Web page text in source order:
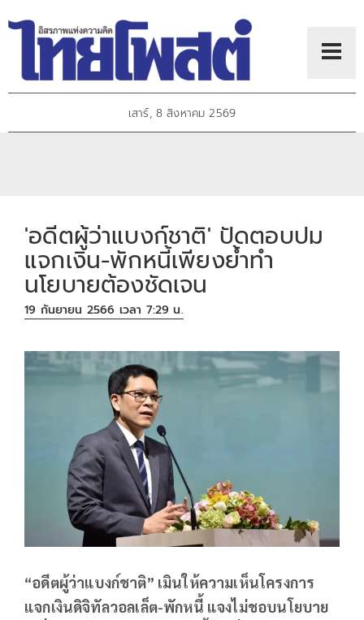
เสาร์, 8 สิงหาคม 2569
'อดีตผู้ว่าแบงก์ชาติ' ปัดตอบปม
แจกเงิน-พักหนี้เพียงย้ำทำ
นโยบายต้องชัดเจน
19 กันยายน 2566 เวลา 7:29 น.
“อดีตผู้ว่าแบงก์ชาติ” เมินให้ความเห็นโครงการ
แจกเงินดิจิทัลวอลเล็ต-พักหนี้ แจงไม่ชอบนโยบาย